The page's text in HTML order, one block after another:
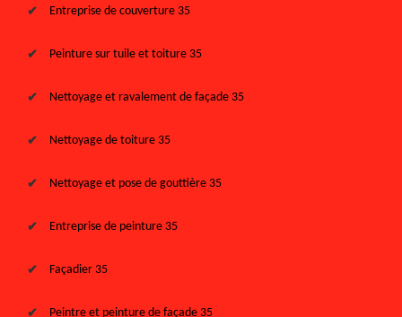
Entreprise de couverture 35
Peinture sur tuile et toiture 35
Nettoyage et ravalement de façade 35
Nettoyage de toiture 35
Nettoyage et pose de gouttière 35
Entreprise de peinture 35
Façadier 35
Peintre et peinture de façade 35